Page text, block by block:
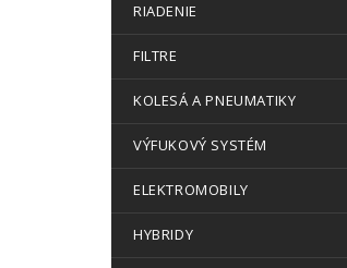
RIADENIE
FILTRE
KOLESÁ A PNEUMATIKY
VÝFUKOVÝ SYSTÉM
ELEKTROMOBILY
HYBRIDY